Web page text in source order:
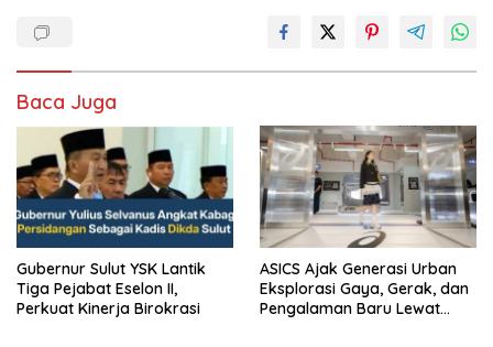
Baca Juga
Gubernur Sulut YSK Lantik
Tiga Pejabat Eselon II,
Perkuat Kinerja Birokrasi
ASICS Ajak Generasi Urban
Eksplorasi Gaya, Gerak, dan
Pengalaman Baru Lewat